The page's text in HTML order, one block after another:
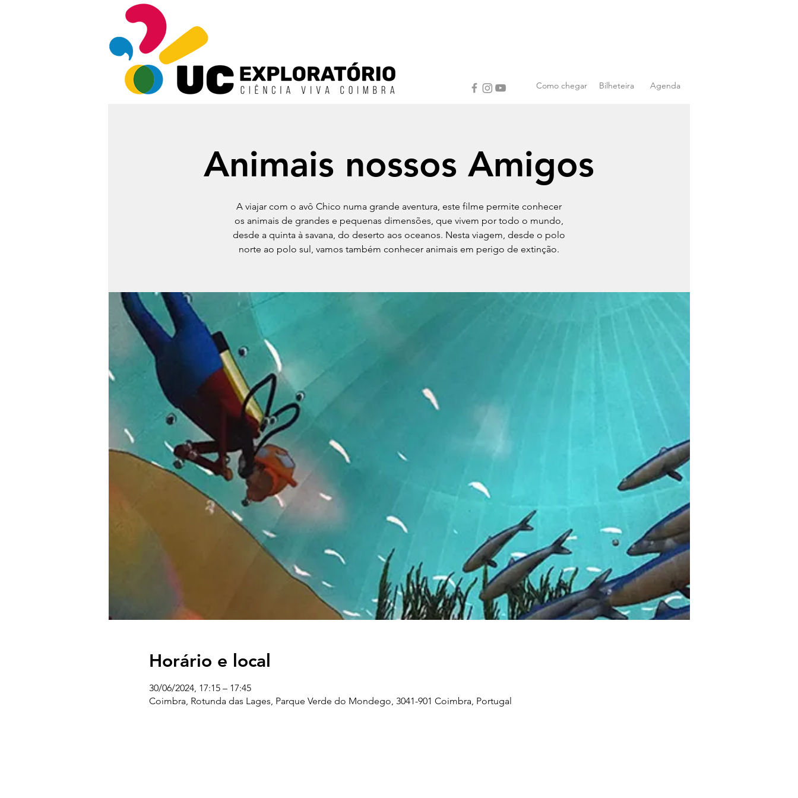
Como chegar Bilheteira Agenda
Animais nossos Amigos
A viajar com o avô Chico numa grande aventura, este filme permite conhecer
os animais de grandes e pequenas dimensões, que vivem por todo o mundo,
desde a quinta à savana, do deserto aos oceanos. Nesta viagem, desde o polo
norte ao polo sul, vamos também conhecer animais em perigo de extinção.
Horário e local
30/06/2024, 17:15 – 17:45
Coimbra, Rotunda das Lages, Parque Verde do Mondego, 3041-901 Coimbra, Portugal